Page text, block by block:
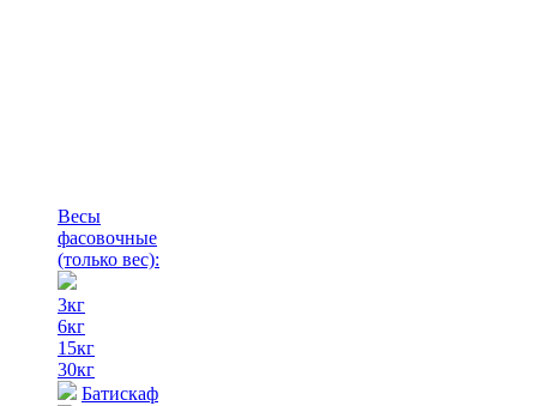
Весы
фасовочные
(только вес):
3кг
6кг
15кг
30кг
Батискаф